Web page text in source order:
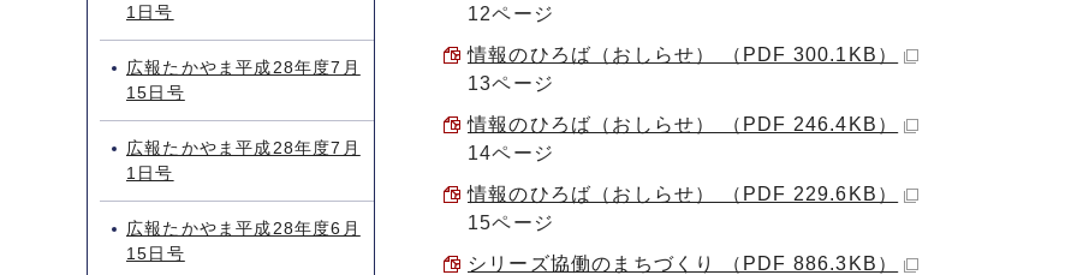
12ページ
情報のひろば（おしらせ） （PDF 300.1KB）
13ページ
情報のひろば（おしらせ） （PDF 246.4KB）
14ページ
情報のひろば（おしらせ） （PDF 229.6KB）
15ページ
シリーズ協働のまちづくり （PDF 886.3KB）
1日号
広報たかやま平成28年度7月
15日号
広報たかやま平成28年度7月
1日号
広報たかやま平成28年度6月
15日号